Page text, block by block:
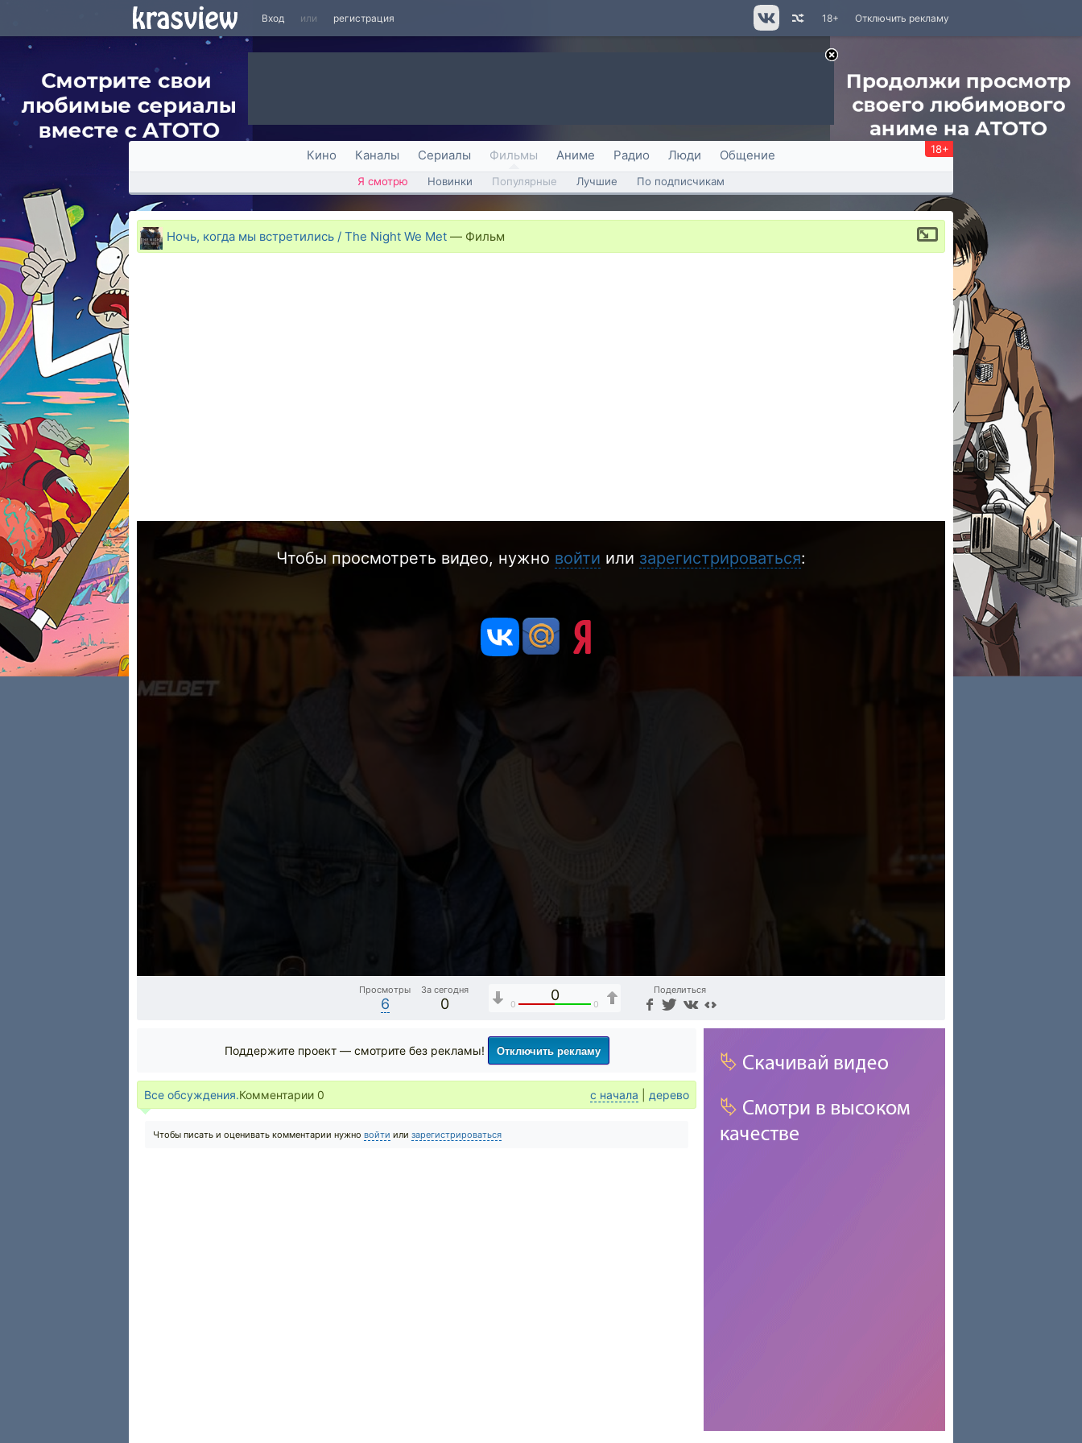
Вход или регистрация Отключить рекламу
18+
Кино Каналы Сериалы Фильмы Аниме Радио Люди Общение 18+
Я смотрю Новинки Популярные Лучшие По подписчикам
Ночь, когда мы встретились / The Night We Met — Фильм
Чтобы просмотреть видео, нужно войти или зарегистрироваться:
Просмотры
6
За сегодня
0
0
0 0
Поделиться
Поддержите проект — смотрите без рекламы! Отключить рекламу
Все обсуждения.Комментарии 0 с начала дерево
Чтобы писать и оценивать комментарии нужно войти или зарегистрироваться